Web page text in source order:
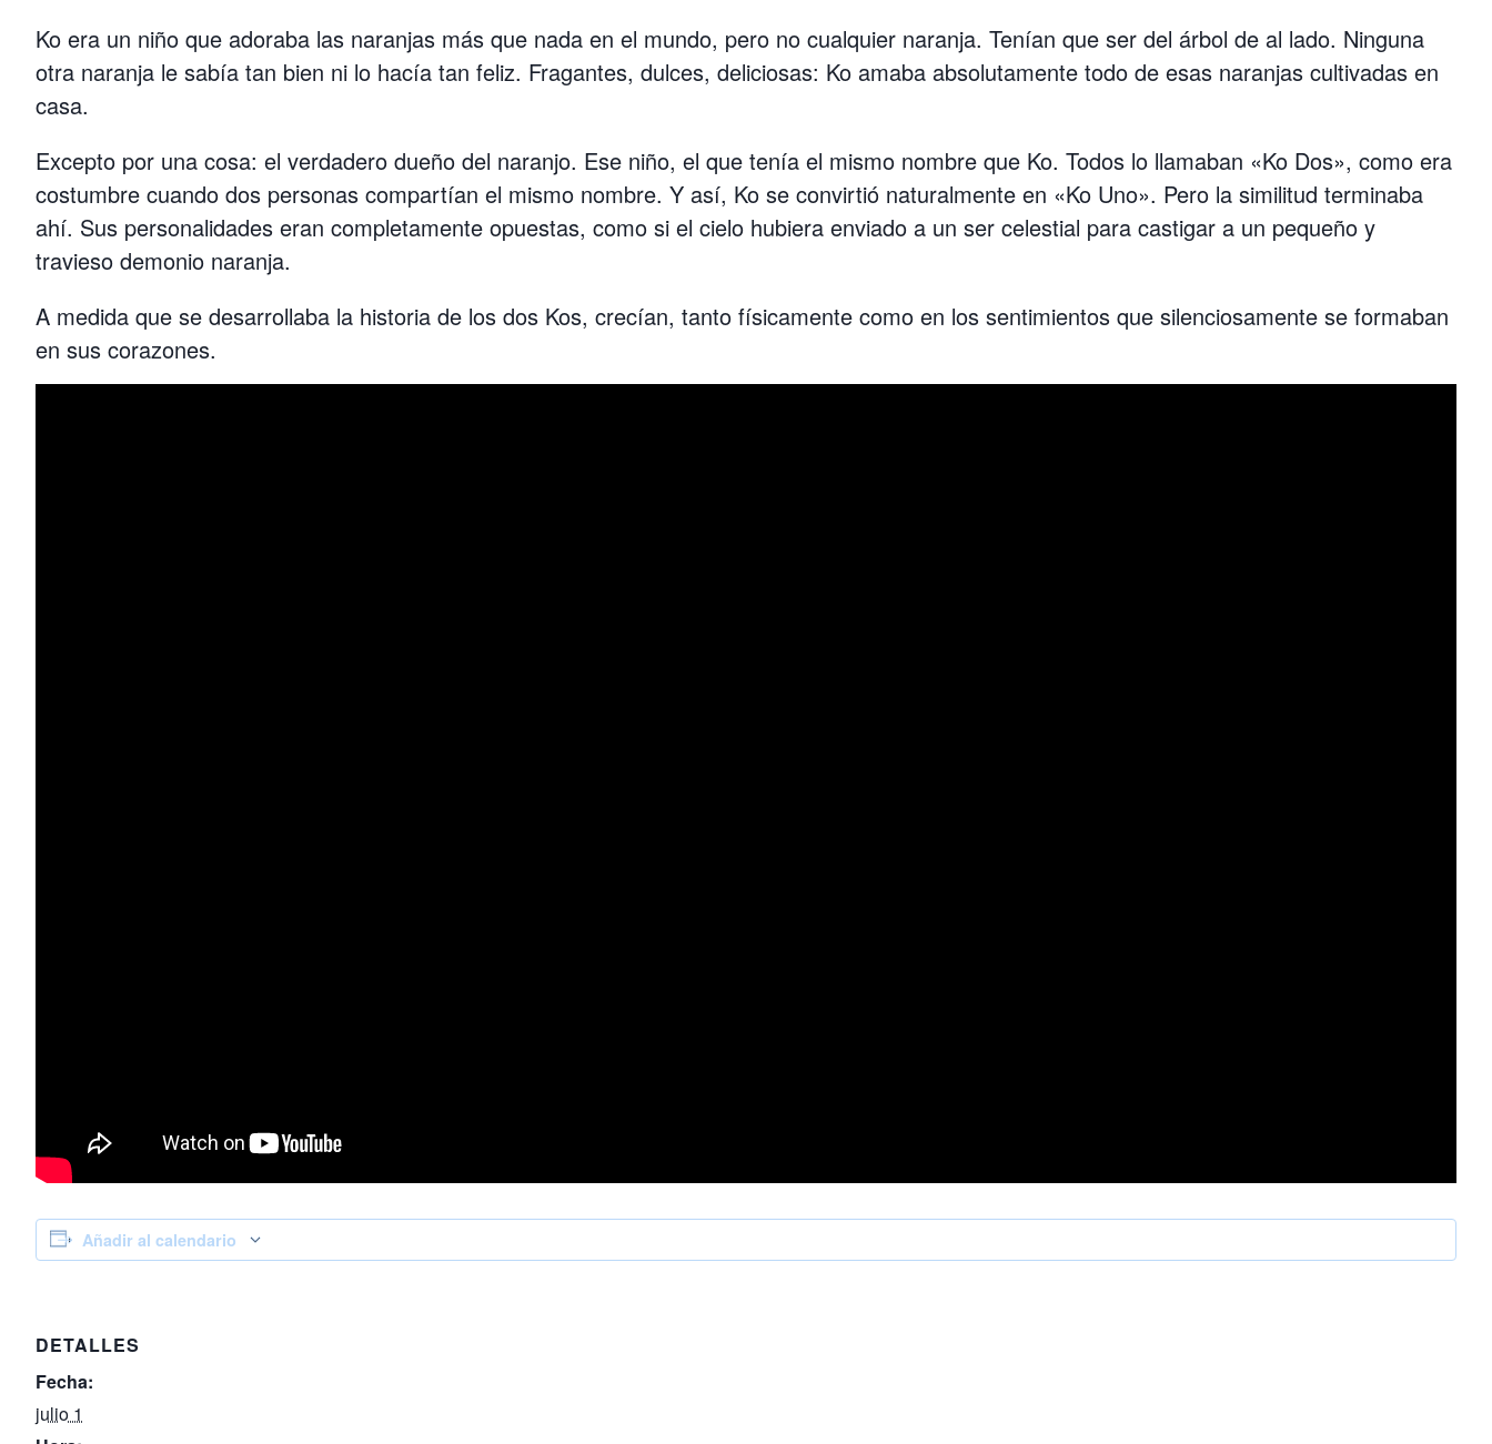
Ko era un niño que adoraba las naranjas más que nada en el mundo, pero no cualquier naranja. Tenían que ser del árbol de al lado. Ninguna
otra naranja le sabía tan bien ni lo hacía tan feliz. Fragantes, dulces, deliciosas: Ko amaba absolutamente todo de esas naranjas cultivadas en
casa.
Excepto por una cosa: el verdadero dueño del naranjo. Ese niño, el que tenía el mismo nombre que Ko. Todos lo llamaban «Ko Dos», como era
costumbre cuando dos personas compartían el mismo nombre. Y así, Ko se convirtió naturalmente en «Ko Uno». Pero la similitud terminaba
ahí. Sus personalidades eran completamente opuestas, como si el cielo hubiera enviado a un ser celestial para castigar a un pequeño y
travieso demonio naranja.
A medida que se desarrollaba la historia de los dos Kos, crecían, tanto físicamente como en los sentimientos que silenciosamente se formaban
en sus corazones.
Añadir al calendario
DETALLES
Fecha:
julio 1